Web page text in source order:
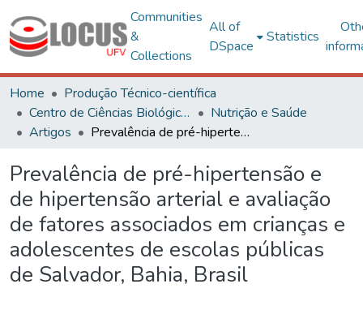
Communities
&
Collections
All of
DSpace
Statistics
Home
Produção Técnico-científica
Centro de Ciências Biológicas e da Saúde
Nutrição e Saúde
Artigos
Prevalência de pré-hipertensão e de hipertensão arterial e avaliação de fatores associados em crianças e adolescentes de escolas públicas de Salvador, Bahia, Brasil
Prevalência de pré-hipertensão e
de hipertensão arterial e avaliação
de fatores associados em crianças e
adolescentes de escolas públicas
de Salvador, Bahia, Brasil